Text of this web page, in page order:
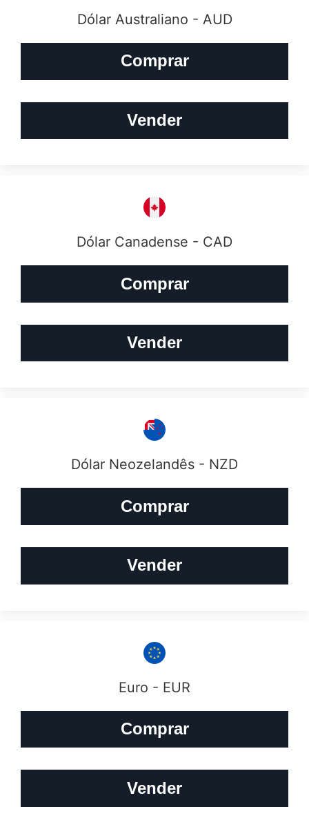
Dólar Australiano - AUD
Comprar
Vender
Dólar Canadense - CAD
Comprar
Vender
Dólar Neozelandês - NZD
Comprar
Vender
Euro - EUR
Comprar
Vender